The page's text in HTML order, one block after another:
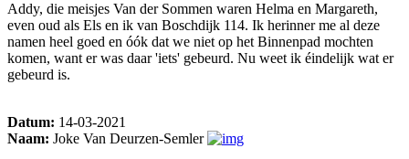
Addy, die meisjes Van der Sommen waren Helma en Margareth,
even oud als Els en ik van Boschdijk 114. Ik herinner me al deze
namen heel goed en óók dat we niet op het Binnenpad mochten
komen, want er was daar 'iets' gebeurd. Nu weet ik éindelijk wat er
gebeurd is.
Datum: 14-03-2021
Naam: Joke Van Deurzen-Semler